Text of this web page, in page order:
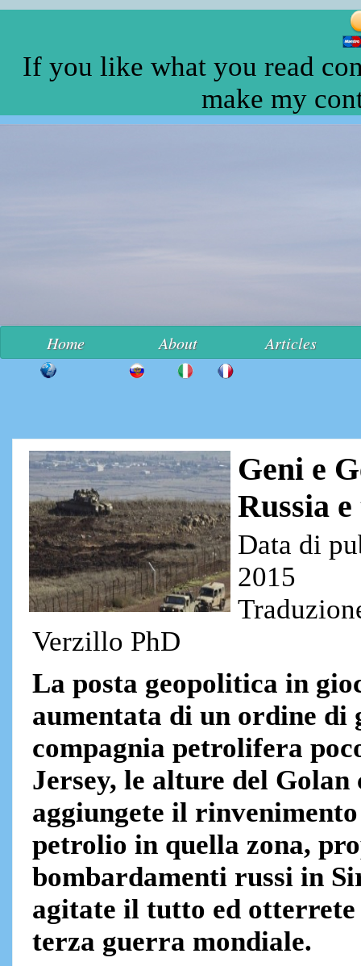
If you like what you read
make my
Home About Articles
Geni e
Russia
Data di
2015
Verzillo PhD
La posta geopolitica in
aumentata di un ordine di
compagnia petrolifera
Jersey, le alture del
aggiungete il
petrolio in quella zona,
bombardamenti russi in
agitate il tutto ed
terza guerra mondiale.